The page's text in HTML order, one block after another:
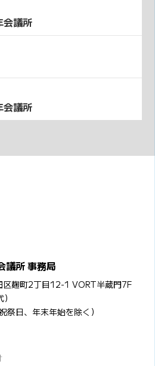
会議所
会議所
議所 事務局
麹町2丁目12-1 VORT半蔵門7F
日、年末年始を除く）